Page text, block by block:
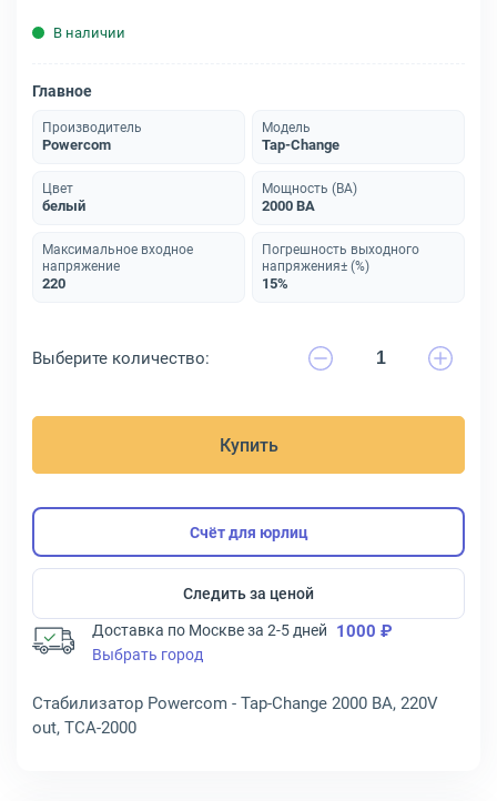
В наличии
Главное
Производитель
Powercom
Модель
Tap-Change
Цвет
белый
Мощность (ВА)
2000 ВА
Максимальное входное
напряжение
220
Погрешность выходного
напряжения± (%)
15%
Выберите количество:
Купить
Счёт для юрлиц
Следить за ценой
Доставка по Москве за 2-5 дней 1000 ₽
Выбрать город
Стабилизатор Powercom - Tap-Change 2000 ВА, 220V
out, TCA-2000